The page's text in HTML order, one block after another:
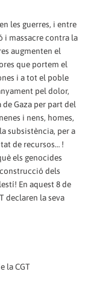
les guerres, i entre
i massacre contra la
augmenten el
que portem el
i a tot el poble
pel dolor,
Gaza per part del
i nens, homes,
subsistència, per a
de recursos… !
els genocides
dels
En aquest 8 de
declaren la seva
la CGT